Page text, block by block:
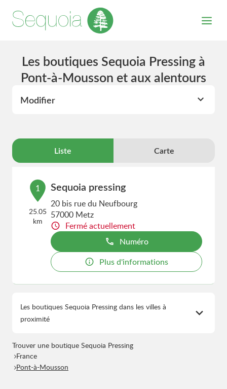
Les boutiques Sequoia Pressing à
Pont-à-Mousson et aux alentours
Modifier
Liste Carte
1
25.05
km
Sequoia pressing
20 bis rue du Neufbourg
57000 Metz
Fermé actuellement
Numéro
Plus d'informations
Les boutiques Sequoia Pressing dans les villes à
proximité
Trouver une boutique Sequoia Pressing
France
Pont-à-Mousson